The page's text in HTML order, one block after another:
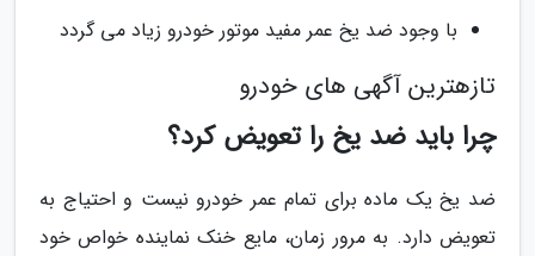
با وجود ضد یخ عمر مفید موتور خودرو زیاد می گردد
تازهترین آگهی های خودرو
چرا باید ضد یخ را تعویض کرد؟
ضد یخ یک ماده برای تمام عمر خودرو نیست و احتیاج به
تعویض دارد. به مرور زمان، مایع خنک نماینده خواص خود